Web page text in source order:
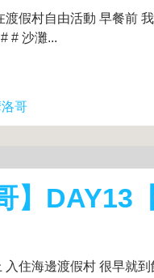
假村自由活動 早餐前
# 沙灘...
哥
】DAY13
住海邊渡假村 很早就